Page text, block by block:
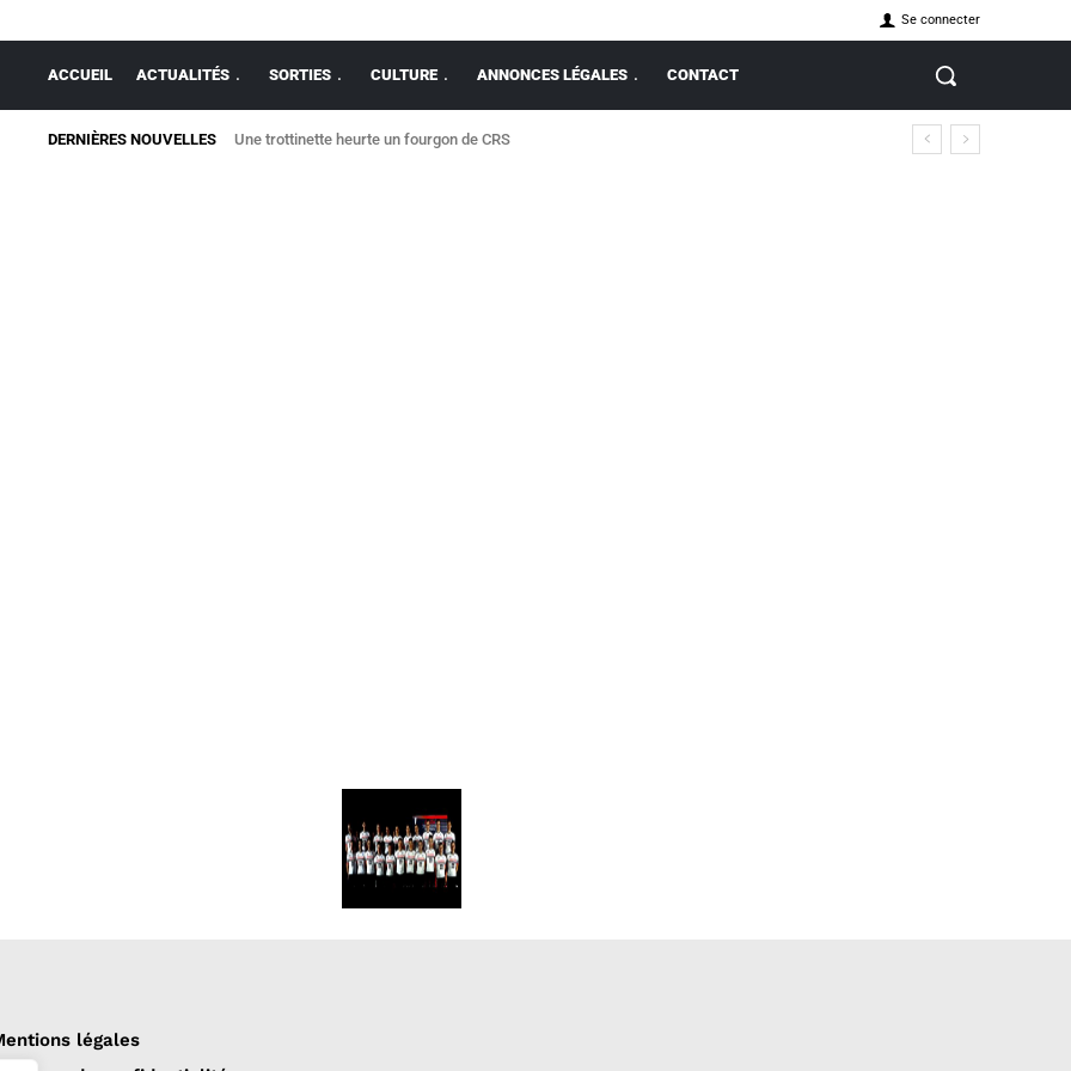
Se connecter
ACCUEIL ACTUALITÉS SORTIES CULTURE ANNONCES LÉGALES CONTACT
DERNIÈRES NOUVELLES Une trottinette heurte un fourgon de CRS
légales